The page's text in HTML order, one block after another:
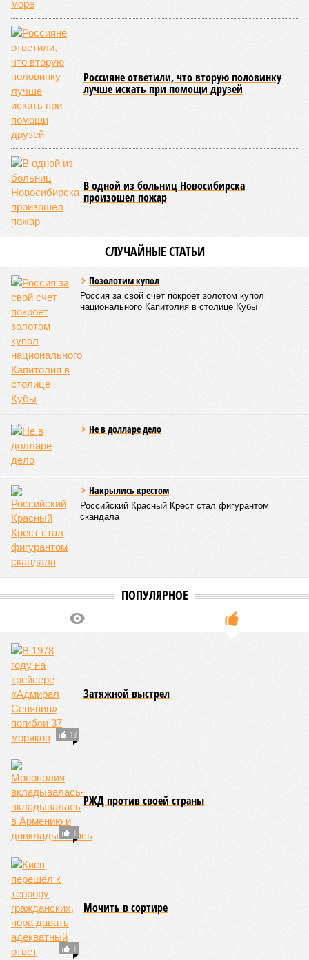
Россияне ответили, что вторую половинку
лучше искать при помощи друзей
В одной из больниц Новосибирска
произошел пожар
СЛУЧАЙНЫЕ СТАТЬИ
Позолотим купол
Россия за свой счет покроет золотом купол
национального Капитолия в столице Кубы
Не в долларе дело
Накрылись крестом
Российский Красный Крест стал фигурантом
скандала
ПОПУЛЯРНОЕ
13
Затяжной выстрел
1
РЖД против своей страны
1
Мочить в сортире